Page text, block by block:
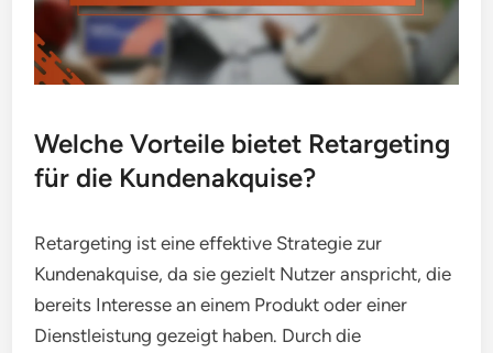
Welche Vorteile bietet Retargeting
für die Kundenakquise?
Retargeting ist eine effektive Strategie zur
Kundenakquise, da sie gezielt Nutzer anspricht, die
bereits Interesse an einem Produkt oder einer
Dienstleistung gezeigt haben. Durch die